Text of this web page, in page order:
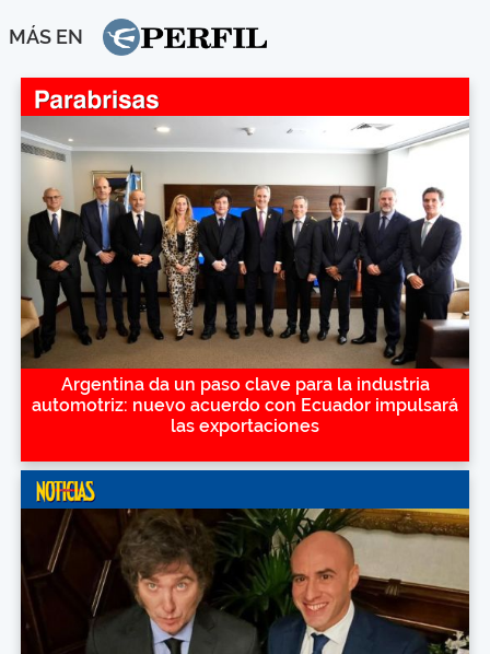
MÁS EN
Argentina da un paso clave para la industria
automotriz: nuevo acuerdo con Ecuador impulsará
las exportaciones